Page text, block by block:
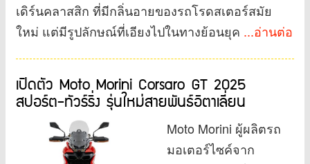
เดิร์นคลาสสิก ที่มีกลิ่นอายของรถโรดสเตอร์สมัย
ใหม่ แต่มีรูปลักษณ์ที่เอียงไปในทางย้อนยุค ...อ่านต่อ
เปิดตัว Moto Morini Corsaro GT 2025
สปอร์ต-ทัวร์ริ่ง รุ่นใหม่สายพันธ์อิตาเลี่ยน
Moto Morini ผู้ผลิตรถ
มอเตอร์ไซค์จาก